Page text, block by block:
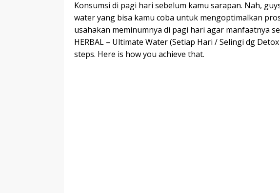
Konsumsi di pagi hari sebelum kamu sarapan. Nah,
water yang bisa kamu coba untuk mengoptimalkan
usahakan meminumnya di pagi hari agar manfaatnya
HERBAL – Ultimate Water (Setiap Hari / Selingi dg
steps. Here is how you achieve that.